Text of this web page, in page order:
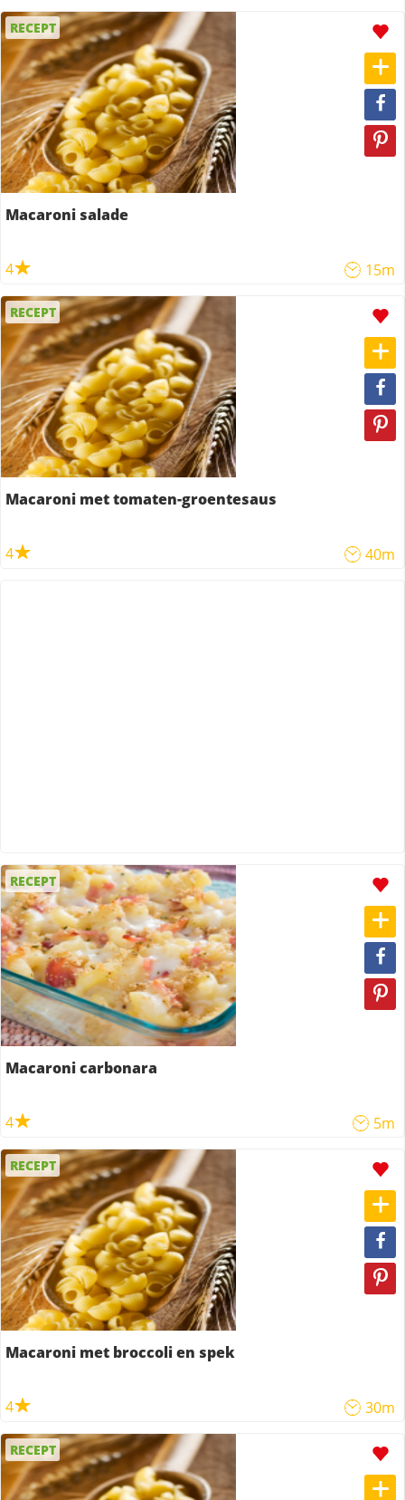
RECEPT
Macaroni salade
4 15m
RECEPT
Macaroni met tomaten-groentesaus
4 40m
RECEPT
Macaroni carbonara
4 5m
RECEPT
Macaroni met broccoli en spek
4 30m
RECEPT